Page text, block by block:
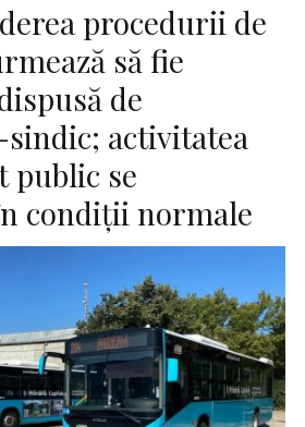
procedurii de
să fie
de
activitatea
public se
condiţii normale